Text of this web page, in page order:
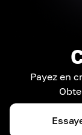
Payez en